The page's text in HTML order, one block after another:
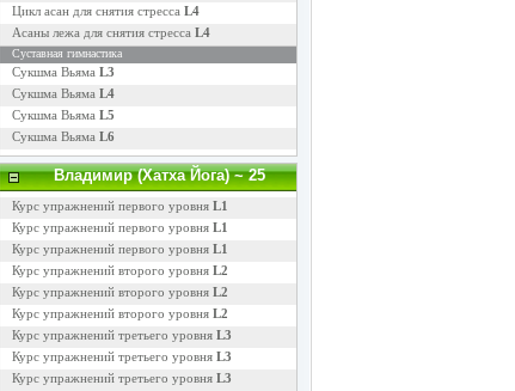
Цикл асан для снятия стресса L4
Асаны лежа для снятия стресса L4
Суставная гимнастика
Сукшма Вьяма L3
Сукшма Вьяма L4
Сукшма Вьяма L5
Сукшма Вьяма L6
Владимир (Хатха Йога)~ 25
Курс упражнений первого уровня L1
Курс упражнений первого уровня L1
Курс упражнений первого уровня L1
Курс упражнений второго уровня L2
Курс упражнений второго уровня L2
Курс упражнений второго уровня L2
Курс упражнений третьего уровня L3
Курс упражнений третьего уровня L3
Курс упражнений третьего уровня L3